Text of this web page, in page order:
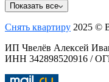
Показать все
Снять квартиру 2025 ©
ИП Чвелёв Алексей
ИНН 342898520916 /